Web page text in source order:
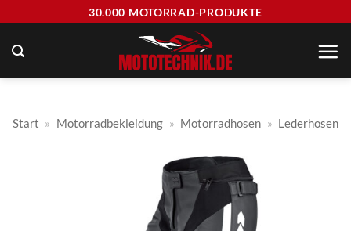
springen
30.000 MOTORRAD-PRODUKTE
Start » Motorradbekleidung » Motorradhosen » Lederhosen